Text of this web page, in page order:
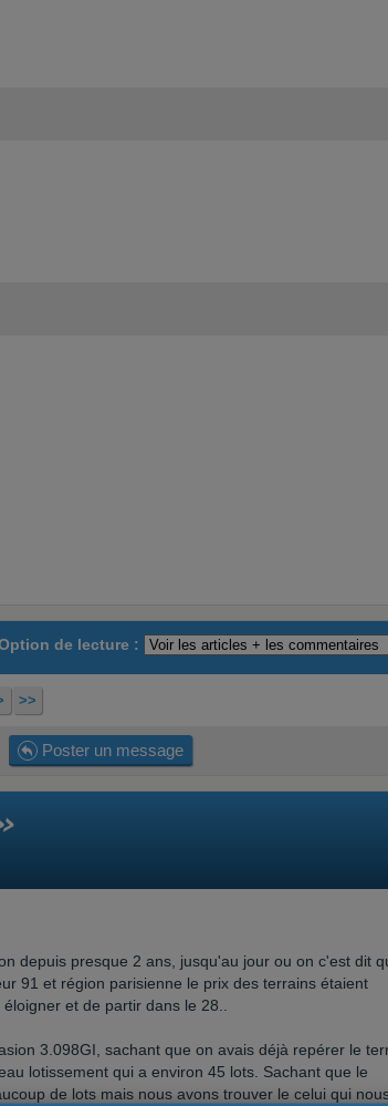
de lecture :
>>
Poster un message
depuis presque 2 ans, jusqu'au jour ou on c'est dit
91 et région parisienne le prix des terrains étaient
et de partir dans le 28..
3.098GI, sachant que on avais déjà repérer le
lotissement qui a environ 45 lots. Sachant que le
de lots mais nous avons trouver le celui qui